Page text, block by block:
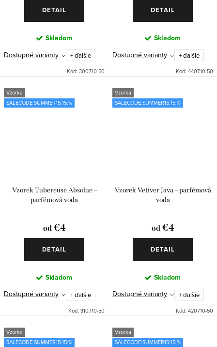
DETAIL
Skladom
Dostupné varianty + ďalšie
Kód: 300710-50
DETAIL
Skladom
Dostupné varianty + ďalšie
Kód: 440710-50
Vzorka
SALECODE:SUMMER15:15:%
Vzorek Tubereuse Absolue –
parfémová voda
od €4
DETAIL
Skladom
Dostupné varianty + ďalšie
Kód: 310710-50
Vzorka
SALECODE:SUMMER15:15:%
Vzorek Vetiver Java – parfémová
voda
od €4
DETAIL
Skladom
Dostupné varianty + ďalšie
Kód: 420710-50
Vzorka
SALECODE:SUMMER15:15:%
Vzorka
SALECODE:SUMMER15:15:%